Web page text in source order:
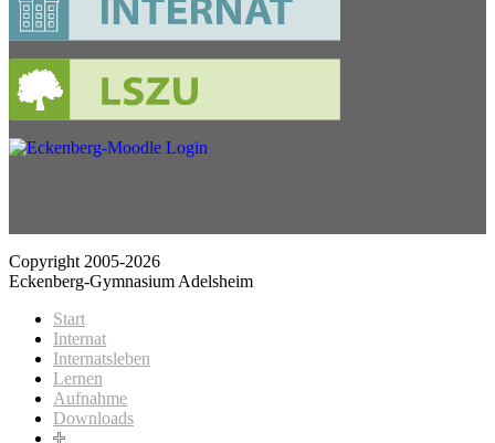
Copyright 2005-2026
Eckenberg-Gymnasium Adelsheim
Start
Internat
Internatsleben
Lernen
Aufnahme
Downloads